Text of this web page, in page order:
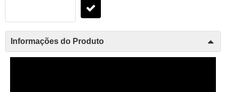
Informações do Produto